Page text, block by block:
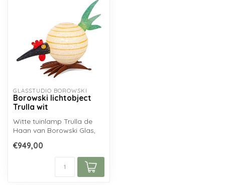
GLASSTUDIO BOROWSKI
Borowski lichtobject
Trulla wit
Witte tuinlamp Trulla de
Haan van Borowski Glas,
mondgeblazen gl...
€949,00